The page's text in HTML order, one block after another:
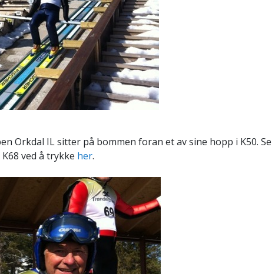
Orkdal IL sitter på bommen foran et av sine hopp i K50. Se
ved å trykke her.